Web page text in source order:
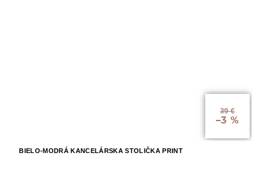
39 €
–3 %
BIELO-MODRÁ KANCELÁRSKA STOLIČKA PRINT